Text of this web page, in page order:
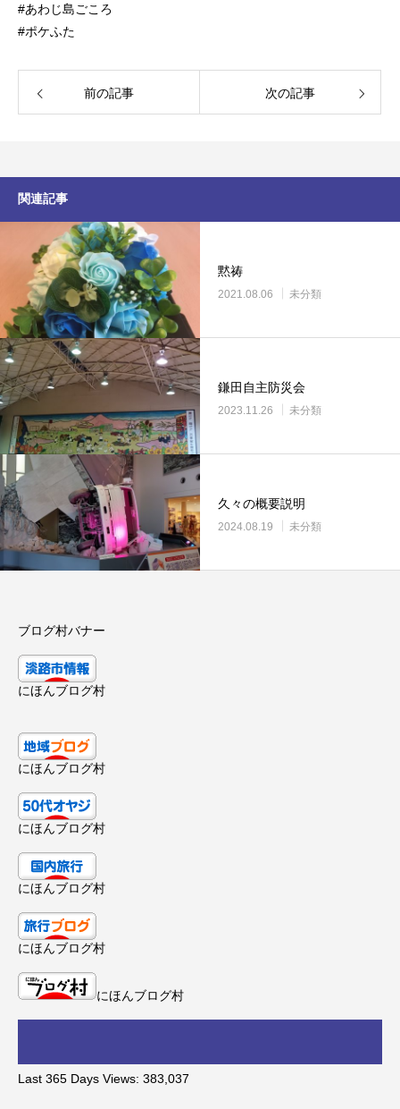
#あわじ島ごころ
#ポケふた
前の記事 次の記事
関連記事
黙祷
2021.08.06 未分類
鎌田自主防災会
2023.11.26 未分類
久々の概要説明
2024.08.19 未分類
ブログ村バナー
にほんブログ村
にほんブログ村
にほんブログ村
にほんブログ村
にほんブログ村
にほんブログ村
Last 365 Days Views: 383,037